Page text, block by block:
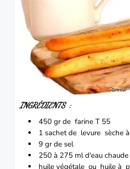
INGRÉDIENTS :
450 gr de farine T 55
1 sachet de levure sèche
9 gr de sel
250 à 275 ml d'eau chaude
huile végétale ou huile à